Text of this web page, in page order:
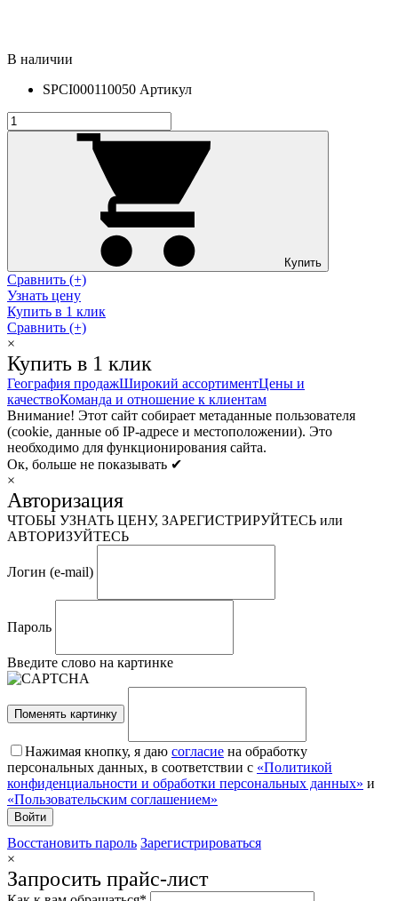
В наличии
SPCI000110050 Артикул
Купить
Сравнить (+)
Узнать цену
Купить в 1 клик
Сравнить (+)
×
Купить в 1 клик
География продажШирокий ассортиментЦены и
качествоКоманда и отношение к клиентам
Внимание! Этот сайт собирает метаданные пользователя
(cookie, данные об IP-адресе и местоположении). Это
необходимо для функционирования сайта.
Ок, больше не показывать ✔
×
Авторизация
ЧТОБЫ УЗНАТЬ ЦЕНУ, ЗАРЕГИСТРИРУЙТЕСЬ или
АВТОРИЗУЙТЕСЬ
Логин (e-mail)
Пароль
Введите слово на картинке
Поменять картинку
Нажимая кнопку, я даю согласие на обработку
персональных данных, в соответствии с «Политикой
конфиденциальности и обработки персональных данных» и
«Пользовательским соглашением»
Восстановить пароль Зарегистрироваться
×
Запросить прайс-лист